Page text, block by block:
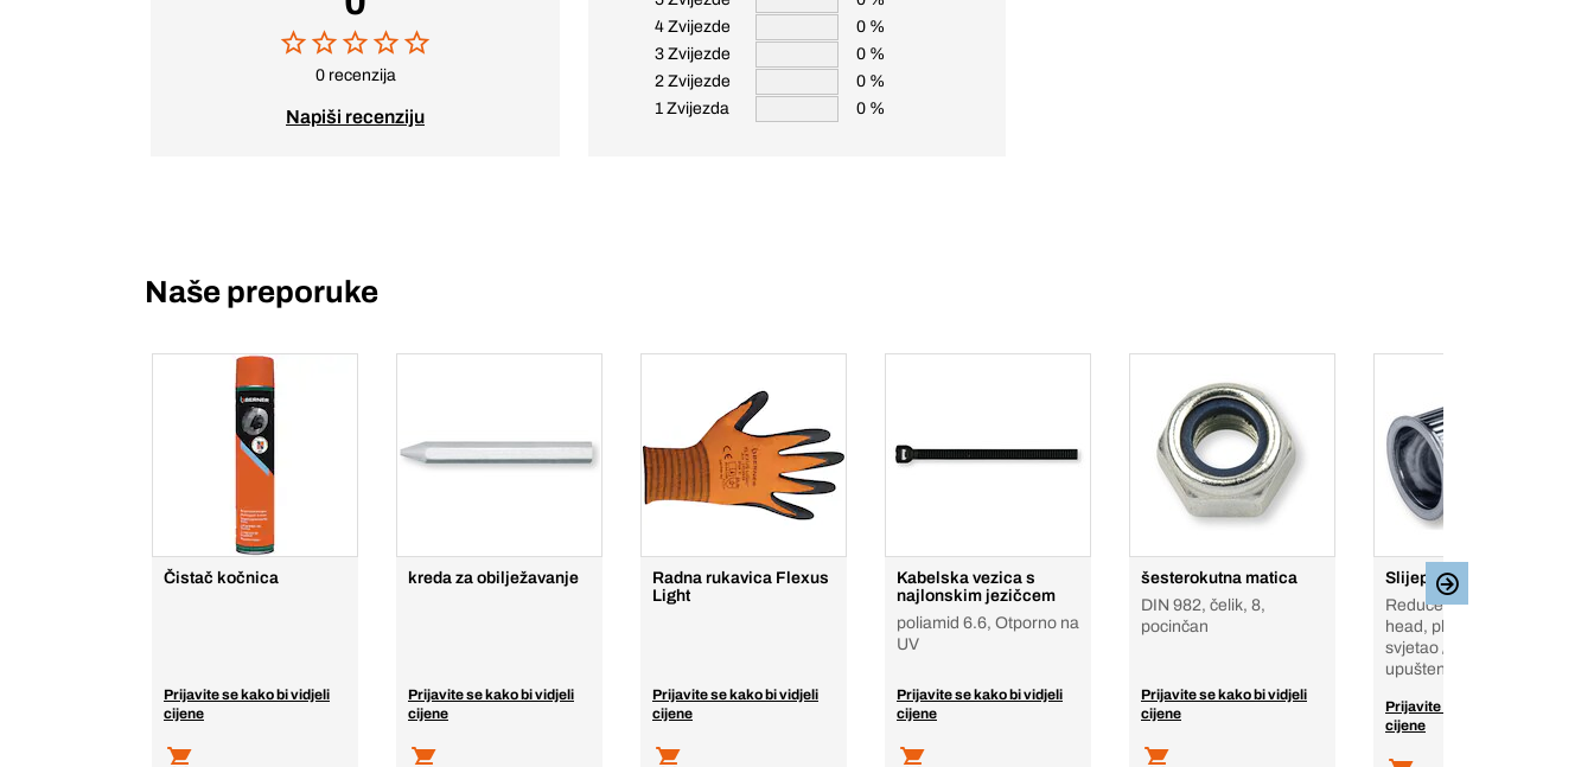
0 recenzija
Napiši recenziju
4 Zvijezde
0 %
3 Zvijezde
0 %
2 Zvijezde
0 %
1 Zvijezda
0 %
Naše preporuke
Čistač kočnica
Prijavite se kako bi vidjeli
cijene
kreda za obilježavanje
Prijavite se kako bi vidjeli
cijene
Radna rukavica Flexus
Light
Prijavite se kako bi vidjeli
cijene
Kabelska vezica s
najlonskim jezičcem
poliamid 6.6, Otporno na
UV
Prijavite se kako bi vidjeli
cijene
šesterokutna matica
DIN 982, čelik, 8,
pocinčan
Prijavite se kako bi vidjeli
cijene
Slijepa zakivna matica
Reduced countersunk
head, plemeniti čelik A2,
svjetao / crn, smanjena
upuštena g
Prijavite se kako bi vidjeli
cijene